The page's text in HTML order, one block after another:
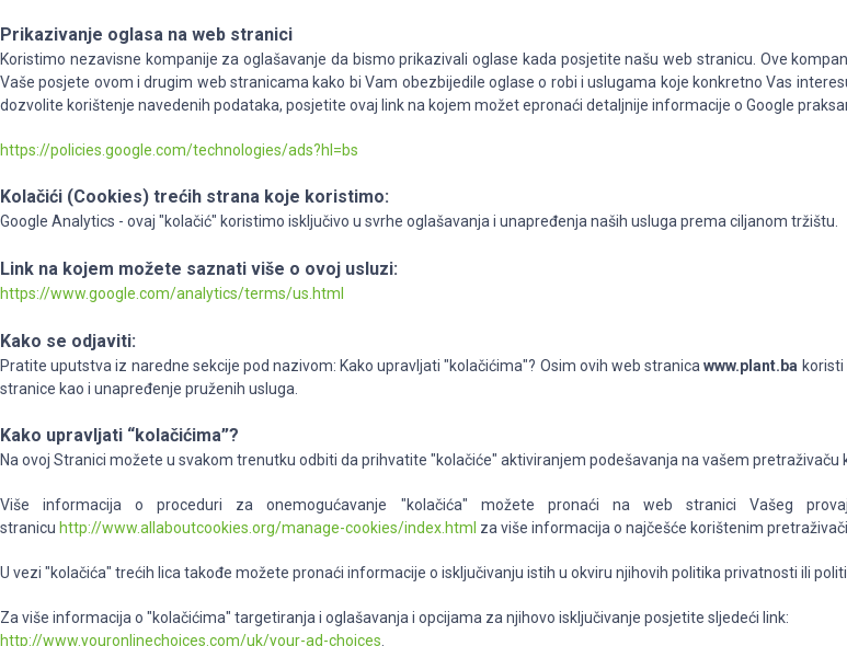
Prikazivanje oglasa na web stranici
Koristimo nezavisne kompanije za oglašavanje da bismo prikazivali oglase kada posjetite našu web stranicu. Ove
Vaše posjete ovom i drugim web stranicama kako bi Vam obezbijedile oglase o robi i uslugama koje konkretno Vas
dozvolite korištenje navedenih podataka, posjetite ovaj link na kojem možet epronaći detaljnije informacije o Google
https://policies.google.com/technologies/ads?hl=bs
Kolačići (Cookies) trećih strana koje koristimo:
Google Analytics - ovaj "kolačić" koristimo isključivo u svrhe oglašavanja i unapređenja naših usluga prema ciljanom tržištu.
Link na kojem možete saznati više o ovoj usluzi:
https://www.google.com/analytics/terms/us.html
Kako se odjaviti:
Pratite uputstva iz naredne sekcije pod nazivom: Kako upravljati "kolačićima"? Osim ovih web stranicawww.plant.ba
stranice kao i unapređenje pruženih usluga.
Kako upravljati “kolačićima”?
Na ovoj Stranici možete u svakom trenutku odbiti da prihvatite "kolačiće" aktiviranjem podešavanja na vašem pretraživaču
Više informacija o proceduri za onemogućavanje "kolačića" možete pronaći na web stranici Vašeg
stranicu http://www.allaboutcookies.org/manage-cookies/index.html za više informacija o najčešće korištenim
U vezi "kolačića" trećih lica takođe možete pronaći informacije o isključivanju istih u okviru njihovih politika privatnosti ili
Za više informacija o "kolačićima" targetiranja i oglašavanja i opcijama za njihovo isključivanje posjetite sljedeći link:
http://www.youronlinechoices.com/uk/your-ad-choices